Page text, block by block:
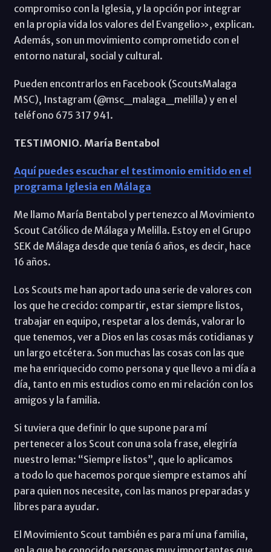
compromiso con la Iglesia, y la opción por integrar
en la propia vida los valores del Evangelio», explican.
Además, son un movimiento comprometido con el
entorno natural, social y cultural.
Pueden encontrarlos en Facebook (ScoutsMalaga
MSC), Instagram (@msc_malaga_melilla) y en el
teléfono 675 317 941.
TESTIMONIO. María Bentabol
Aquí puedes escuchar el testimonio emitido en el
programa Iglesia en Málaga
Me llamo María Bentabol y pertenezco al Movimiento
Scout Católico de Málaga y Melilla. Estoy en el Grupo
SEK de Málaga desde que tenía 6 años, es decir, hace
16 años.
Los Scouts me han aportado una serie de valores con
los que he crecido: compartir, estar siempre listos,
trabajar en equipo, respetar a los demás, valorar lo
que tenemos, ver a Dios en las cosas más cotidianas y
un largo etcétera. Son muchas las cosas con las que
me ha enriquecido como persona y que llevo a mi día a
día, tanto en mis estudios como en mi relación con los
amigos y la familia.
Si tuviera que definir lo que supone para mí
pertenecer a los Scout con una sola frase, elegiría
nuestro lema: “Siempre listos”, que lo aplicamos
a todo lo que hacemos porque siempre estamos ahí
para quien nos necesite, con las manos preparadas y
libres para ayudar.
El Movimiento Scout también es para mí una familia,